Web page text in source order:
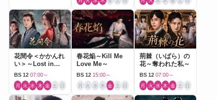
花間令＜かかんれ
い＞～Lost in
Love～
BS 12 07:00～
月 火 水 木 金 土 日
春花焔～Kill Me
Love Me～
BS 12 15:00～
月 火 水 木 金 土 日
荊棘（いばら）の
花～奪われた私～
BS 12 07:00～
月 火 水 木 金 土 日